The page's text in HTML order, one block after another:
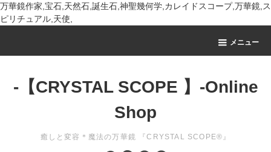
万華鏡作家,宝石,天然石,誕生石,神聖幾何学,カレイドスコープ,万華鏡,ス
ピリチュアル,天使,
メニュー
-【CRYSTAL SCOPE 】-Online
Shop
癒しと変容＊魔法の万華鏡 『CRYSTAL SCOPE®』